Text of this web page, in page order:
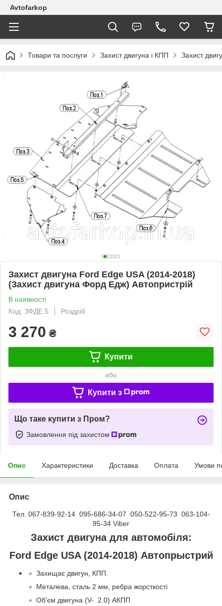
Avtofarkop
Товари та послуги Захист двигуна і КПП Захист
Захист двигуна Ford Edge USA (2014-2018)
(Захист двигуна Форд Едж) Автопристрій
В наявності
Код: ЗФДЕ.5
Роздріб
3 270 ₴
Купити
або
Купити з
Що таке купити з Пром?
Замовлення під захистом
Опис Характеристики Доставка Оплата Умови
Опис
Тел. 067-839-92-14 095-686-34-07 050-522-95-73 063-104-
95-34 Viber
Захист двигуна для автомобіля:
Ford Edge USA (2014-2018) Автопрыстрий
Захищає двигун, КПП.
Металева, сталь 2 мм, ребра жорсткості
Об'єм двигуна (V- 2.0) АКПП